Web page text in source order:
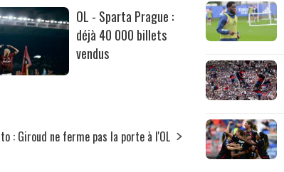
OL - Sparta Prague :
déjà 40 000 billets
vendus
: Giroud ne ferme pas la porte à l'OL